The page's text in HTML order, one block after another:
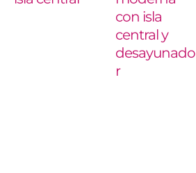
con isla
central y
desayunado
r